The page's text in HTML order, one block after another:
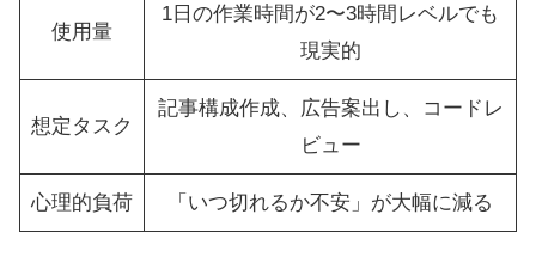
使用量
1日の作業時間が2〜3時間レベルでも
現実的
想定タスク
記事構成作成、広告案出し、コードレ
ビュー
心理的負荷 「いつ切れるか不安」が大幅に減る